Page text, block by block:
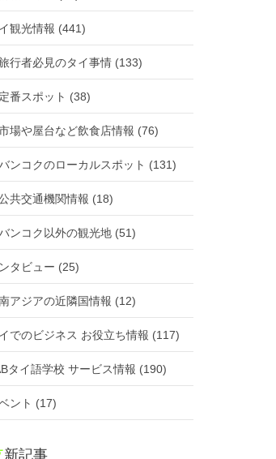
観光情報 (441)
行者必見のタイ事情 (133)
定番スポット (38)
場や屋台など飲食店情報 (76)
ンコクのローカルスポット (131)
共交通機関情報 (18)
ンコク以外の観光地 (51)
タビュー (25)
アジアの近隣国情報 (12)
でのビジネス お役立ち情報 (117)
タイ語学校 サービス情報 (190)
ント (17)
新記事